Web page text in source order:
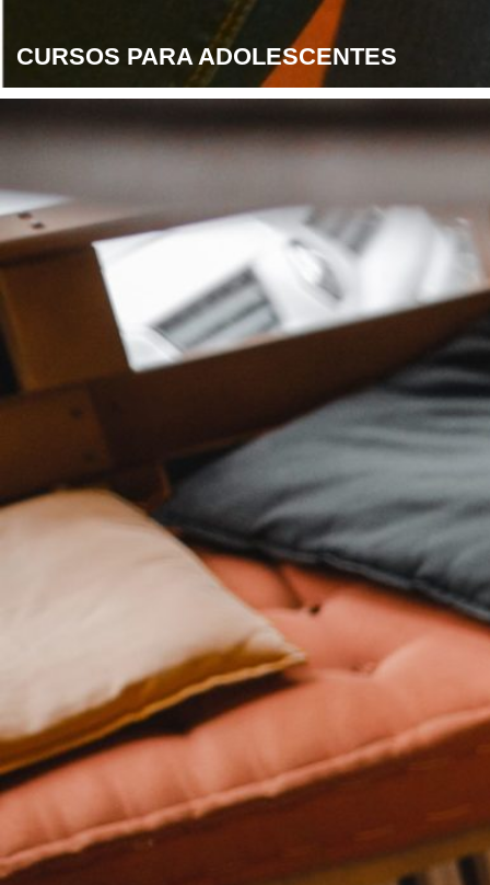
CURSOS PARA ADOLESCENTES